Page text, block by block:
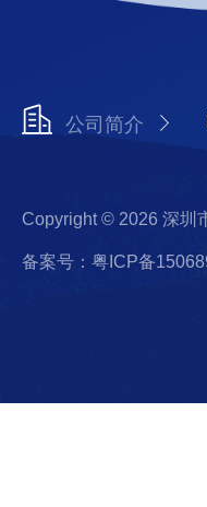
公司简介
Copyright © 2026 深圳
备案号：粤ICP备